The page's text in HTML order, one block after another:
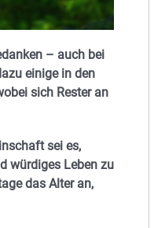
– auch bei
einige in den
sich Rester an
sei es,
würdiges Leben zu
das Alter an,